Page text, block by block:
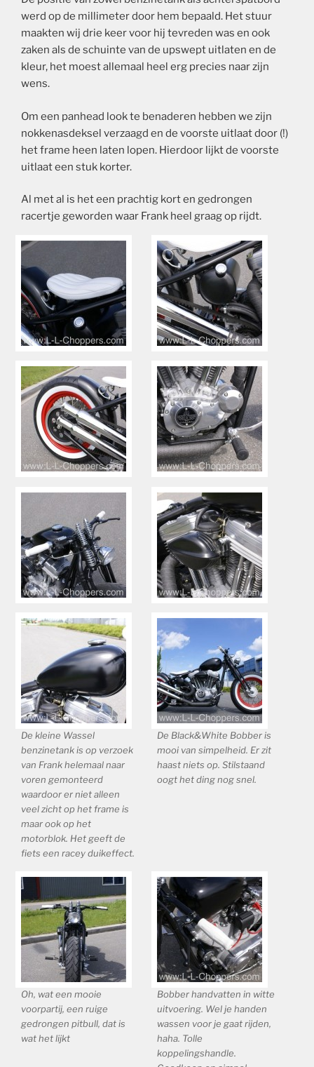
werd op de millimeter door hem bepaald. Het stuur
maakten wij drie keer voor hij tevreden was en ook
zaken als de schuinte van de upswept uitlaten en de
kleur, het moest allemaal heel erg precies naar zijn
wens.
Om een panhead look te benaderen hebben we zijn
nokkenasdeksel verzaagd en de voorste uitlaat door (!)
het frame heen laten lopen. Hierdoor lijkt de voorste
uitlaat een stuk korter.
Al met al is het een prachtig kort en gedrongen
racertje geworden waar Frank heel graag op rijdt.
De kleine Wassel
benzinetank is op verzoek
van Frank helemaal naar
voren gemonteerd
waardoor er niet alleen
veel zicht op het frame is
maar ook op het
motorblok. Het geeft de
fiets een racey duikeffect.
De Black&White Bobber is
mooi van simpelheid. Er zit
haast niets op. Stilstaand
oogt het ding nog snel.
Oh, wat een mooie
voorpartij, een ruige
gedrongen pitbull, dat is
wat het lijkt
Bobber handvatten in witte
uitvoering. Wel je handen
wassen voor je gaat rijden,
haha. Tolle
koppelingshandle.